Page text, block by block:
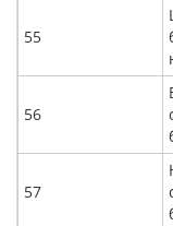
55
56
57